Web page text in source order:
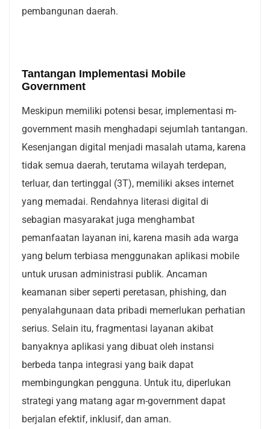
pembangunan daerah.
Tantangan Implementasi Mobile
Government
Meskipun memiliki potensi besar, implementasi m-
government masih menghadapi sejumlah tantangan.
Kesenjangan digital menjadi masalah utama, karena
tidak semua daerah, terutama wilayah terdepan,
terluar, dan tertinggal (3T), memiliki akses internet
yang memadai. Rendahnya literasi digital di
sebagian masyarakat juga menghambat
pemanfaatan layanan ini, karena masih ada warga
yang belum terbiasa menggunakan aplikasi mobile
untuk urusan administrasi publik. Ancaman
keamanan siber seperti peretasan, phishing, dan
penyalahgunaan data pribadi memerlukan perhatian
serius. Selain itu, fragmentasi layanan akibat
banyaknya aplikasi yang dibuat oleh instansi
berbeda tanpa integrasi yang baik dapat
membingungkan pengguna. Untuk itu, diperlukan
strategi yang matang agar m-government dapat
berjalan efektif, inklusif, dan aman.